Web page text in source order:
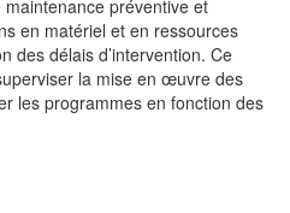
préventive et
en matériel et en ressources
des délais d’intervention. Ce
la mise en œuvre des
les programmes en fonction des